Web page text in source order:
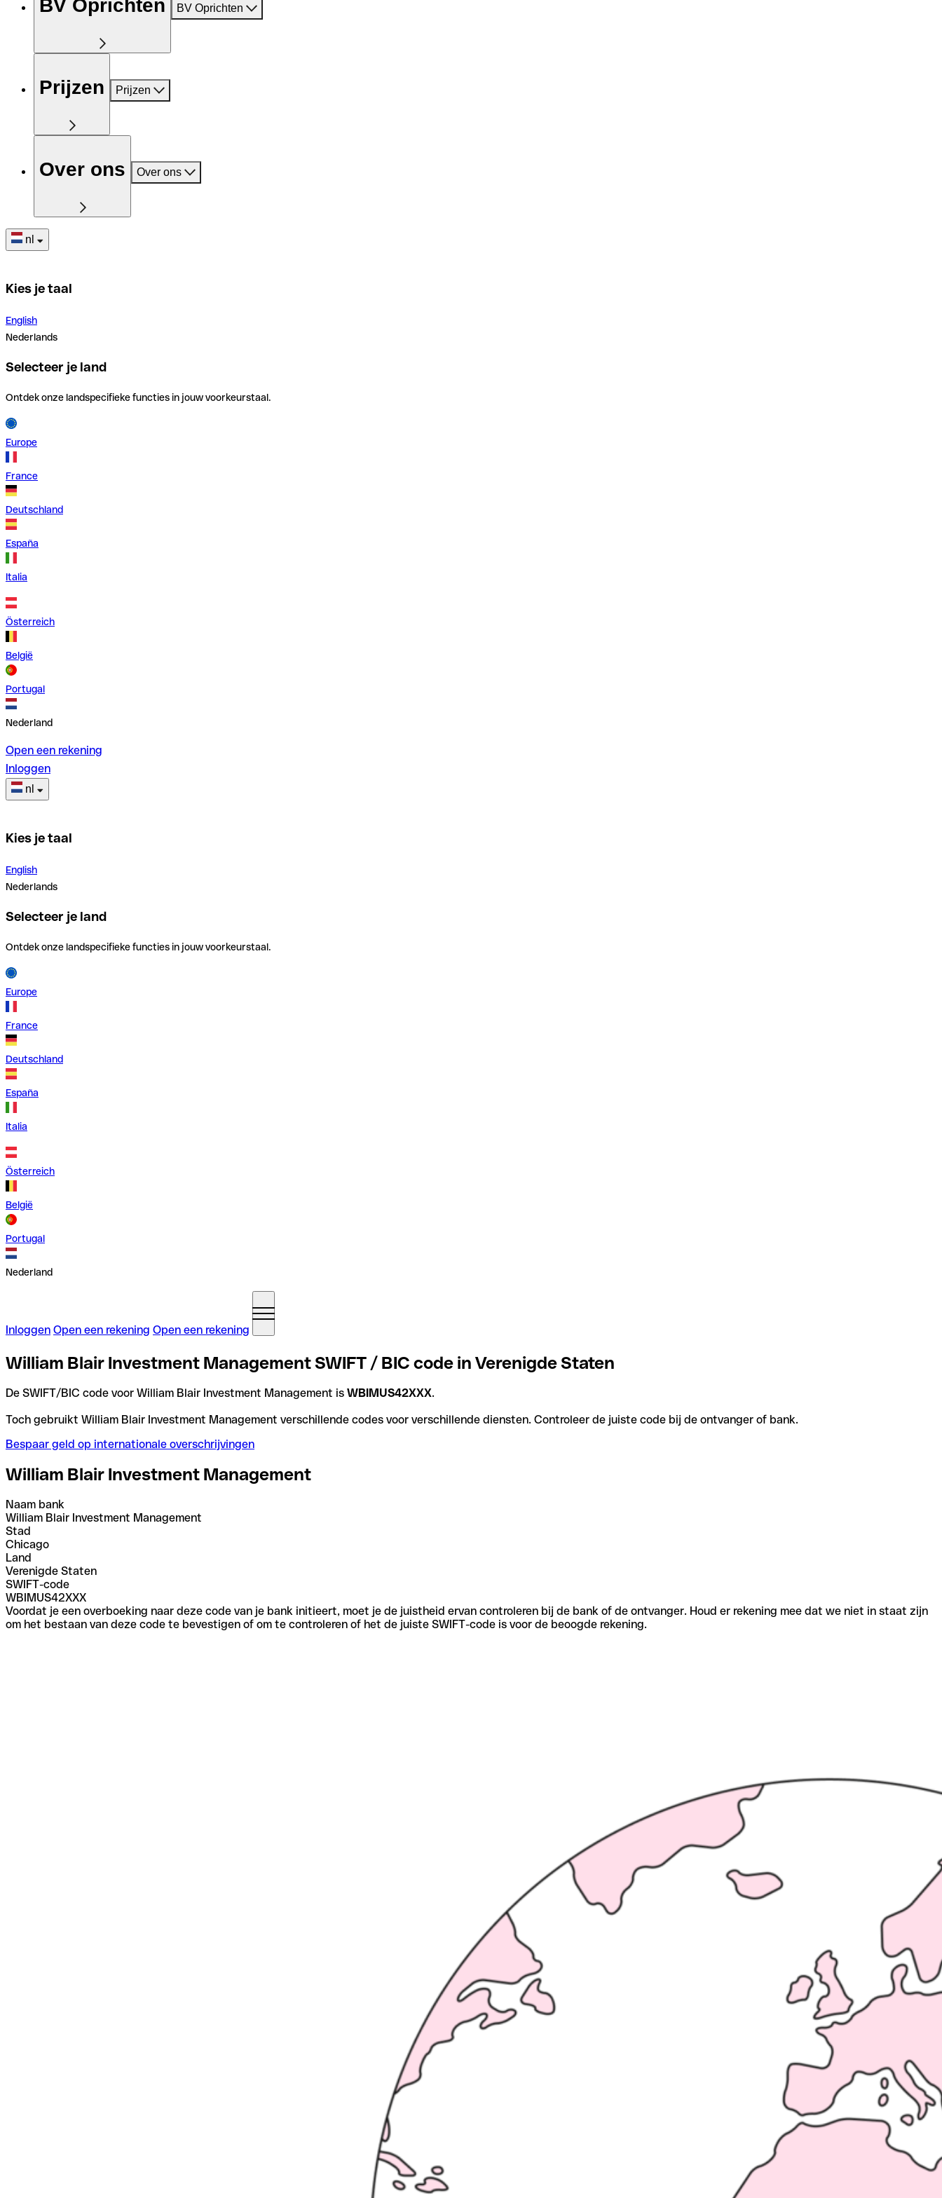
BV Oprichten BV Oprichten
Prijzen Prijzen
Over ons Over ons
nl
Kies je taal
English
Nederlands
Selecteer je land
Ontdek onze landspecifieke functies in jouw voorkeurstaal.
Europe
France
Deutschland
España
Italia
Österreich
België
Portugal
Nederland
Open een rekening
Inloggen
nl
Kies je taal
English
Nederlands
Selecteer je land
Ontdek onze landspecifieke functies in jouw voorkeurstaal.
Europe
France
Deutschland
España
Italia
Österreich
België
Portugal
Nederland
Inloggen Open een rekening Open een rekening
William Blair Investment Management SWIFT / BIC code in Verenigde Staten
De SWIFT/BIC code voor William Blair Investment Management is WBIMUS42XXX.
Toch gebruikt William Blair Investment Management verschillende codes voor verschillende diensten. Controleer de juiste code bij de ontvanger of bank.
Bespaar geld op internationale overschrijvingen
William Blair Investment Management
Naam bank
William Blair Investment Management
Stad
Chicago
Land
Verenigde Staten
SWIFT-code
WBIMUS42XXX
Voordat je een overboeking naar deze code van je bank initieert, moet je de juistheid ervan controleren bij de bank of de ontvanger. Houd er rekening mee dat we niet in staat zijn
om het bestaan van deze code te bevestigen of om te controleren of het de juiste SWIFT-code is voor de beoogde rekening.